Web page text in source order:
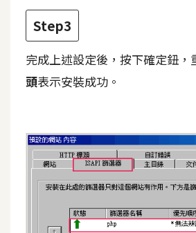
Step3
完成上述設定後，按下確定鈕，
頭表示安裝成功。